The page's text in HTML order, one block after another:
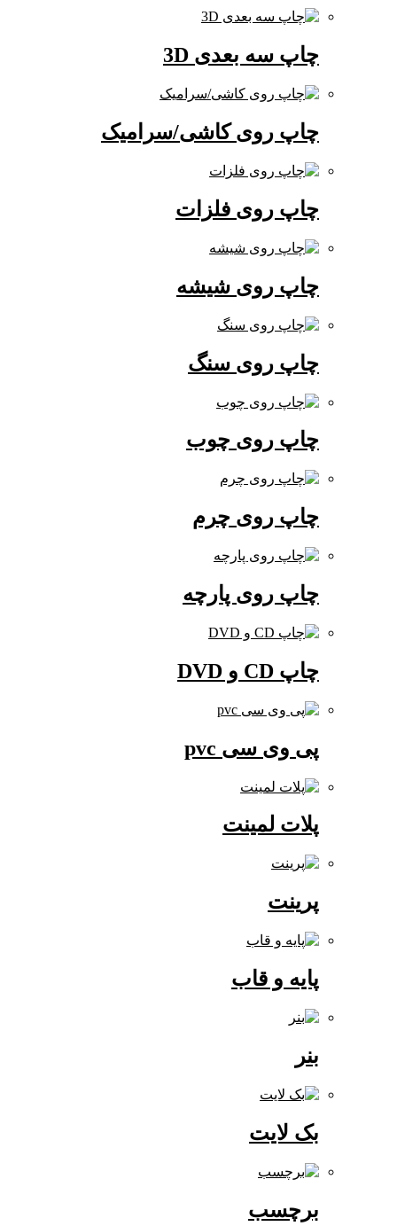
چاپ سه بعدی 3D
چاپ روی کاشی/سرامیک
چاپ روی فلزات
چاپ روی شیشه
چاپ روی سنگ
چاپ روی چوب
چاپ روی چرم
چاپ روی پارچه
پی وی سی pvc
پلات لمینت
پایه و قاب